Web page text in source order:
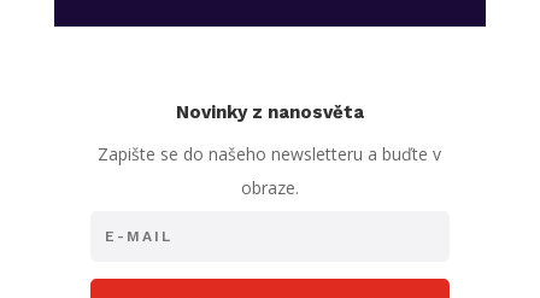
Novinky z nanosvěta
Zapište se do našeho newsletteru a buďte v
obraze.